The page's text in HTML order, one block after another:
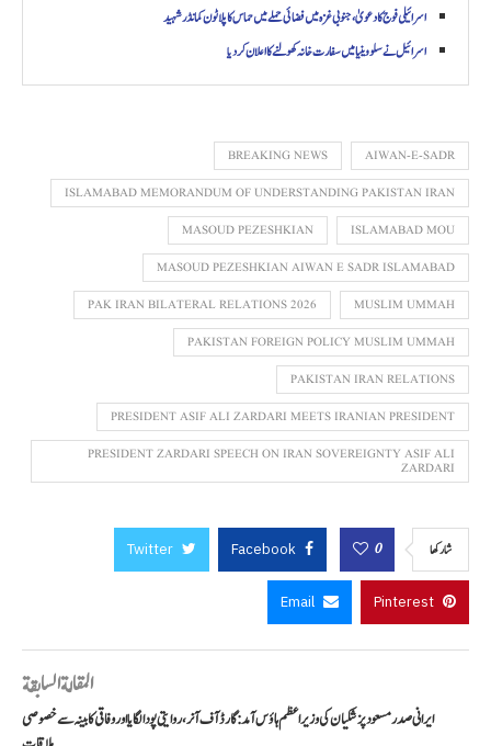
اسرائیلی فوج کا دعویٰ، جنوبی غزہ میں فضائی حملے میں حماس کا پلاٹون کمانڈر شہید
اسرائیل نے سلووینیا میں سفارت خانہ کھولنے کا اعلان کر دیا
AIWAN-E-SADR
BREAKING NEWS
ISLAMABAD MEMORANDUM OF UNDERSTANDING PAKISTAN IRAN
ISLAMABAD MOU
MASOUD PEZESHKIAN
MASOUD PEZESHKIAN AIWAN E SADR ISLAMABAD
MUSLIM UMMAH
PAK IRAN BILATERAL RELATIONS 2026
PAKISTAN FOREIGN POLICY MUSLIM UMMAH
PAKISTAN IRAN RELATIONS
PRESIDENT ASIF ALI ZARDARI MEETS IRANIAN PRESIDENT
PRESIDENT ZARDARI SPEECH ON IRAN SOVEREIGNTY ASIF ALI
ZARDARI
شاركها 0
Facebook
Twitter
Pinterest
Email
المقالة السابقة
ایرانی صدر مسعود پزشکیان کی وزیراعظم ہاؤس آمد: گارڈ آف آنر، روایتی پودا لگایا اور وفاقی کابینہ سے خصوصی